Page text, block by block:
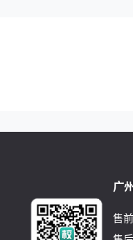
广
售